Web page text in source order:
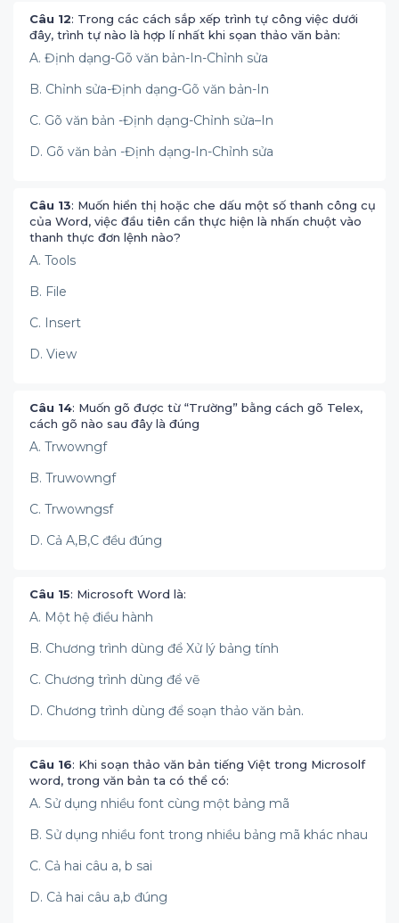
Câu 12: Trong các cách sắp xếp trình tự công việc dưới
đây, trình tự nào là hợp lí nhất khi sọan thảo văn bản:
A. Định dạng-Gõ văn bản-In-Chỉnh sửa
B. Chỉnh sửa-Định dạng-Gõ văn bản-In
C. Gõ văn bản -Định dạng-Chỉnh sửa–In
D. Gõ văn bản -Định dạng-In-Chỉnh sửa
Câu 13: Muốn hiển thị hoặc che dấu một số thanh công cụ
của Word, việc đầu tiên cần thực hiện là nhấn chuột vào
thanh thực đơn lệnh nào?
A. Tools
B. File
C. Insert
D. View
Câu 14: Muốn gõ được từ “Trường” bằng cách gõ Telex,
cách gõ nào sau đây là đúng
A. Trwowngf
B. Truwowngf
C. Trwowngsf
D. Cả A,B,C đều đúng
Câu 15: Microsoft Word là:
A. Một hệ điều hành
B. Chương trình dùng để Xử lý bảng tính
C. Chương trình dùng để vẽ
D. Chương trình dùng để soạn thảo văn bản.
Câu 16: Khi soạn thảo văn bản tiếng Việt trong Microsolf
word, trong văn bản ta có thể có:
A. Sử dụng nhiều font cùng một bảng mã
B. Sử dụng nhiều font trong nhiều bảng mã khác nhau
C. Cả hai câu a, b sai
D. Cả hai câu a,b đúng